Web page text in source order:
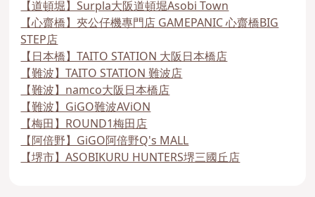
【道頓堀】Surpla大阪道頓堀Asobi Town
【心齋橋】夾公仔機專門店 GAMEPANIC 心齋橋BIG
STEP店
【日本橋】TAITO STATION 大阪日本橋店
【難波】TAITO STATION 難波店
【難波】namco大阪日本橋店
【難波】GiGO難波AViON
【梅田】ROUND1梅田店
【阿倍野】GiGO阿倍野Q's MALL
【堺市】ASOBIKURU HUNTERS堺三國丘店